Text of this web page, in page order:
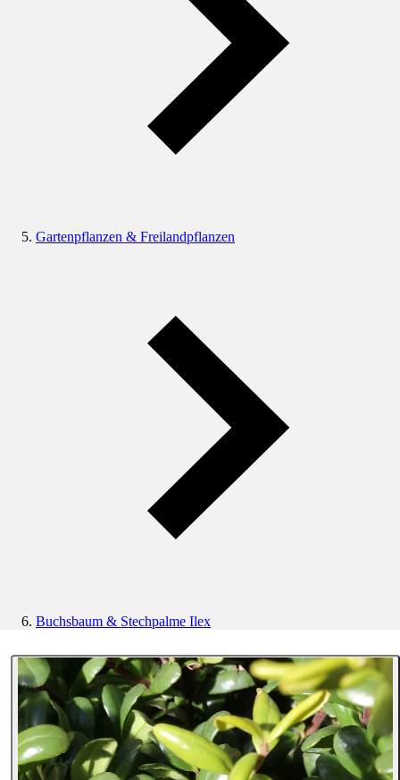
Gartenpflanzen & Freilandpflanzen
Buchsbaum & Stechpalme Ilex